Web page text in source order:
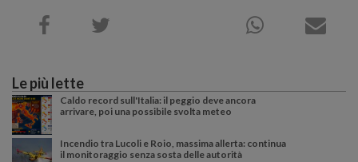
Le più lette
Caldo record sull'Italia: il peggio deve ancora
arrivare, poi una possibile svolta meteo
Incendio tra Lucoli e Roio, massima allerta: continua
il monitoraggio senza sosta delle autorità